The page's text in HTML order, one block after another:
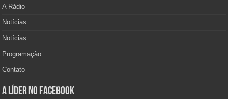
A Rádio
Notícias
Notícias
Programação
Contato
A Líder no Facebook